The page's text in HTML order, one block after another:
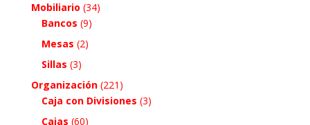
Mobiliario (34)
Bancos (9)
Mesas (2)
Sillas (3)
Organización (221)
Caja con Divisiones (3)
Cajas (60)